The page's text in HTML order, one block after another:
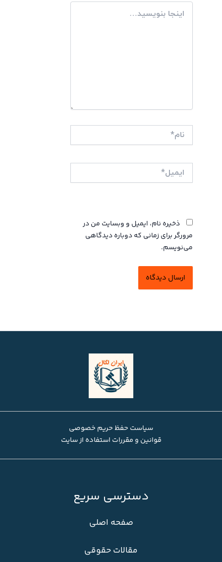
اینجا
بنویسید…
نام*
ایمیل*
ذخیره نام، ایمیل و وبسایت من در
مرورگر برای زمانی که دوباره دیدگاهی
می‌نویسم.
سیاست حفظ حریم خصوصی
قوانین و مقررات استفاده از سایت
دسترسی سریع
صفحه اصلی
مقالات حقوقی